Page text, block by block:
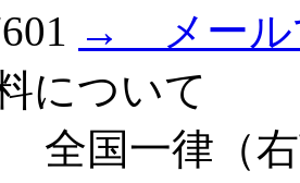
→ メール
について
全国一律（